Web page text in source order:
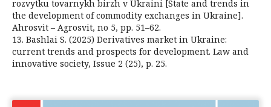
rozvytku tovarnykh birzh v Ukraini [State and trends in
the development of commodity exchanges in Ukraine].
Ahrosvit – Agrosvit, no 5, pp. 51–62.
13. Bashlai S. (2025) Derivatives market in Ukraine:
current trends and prospects for development. Law and
innovative society, Issue 2 (25), p. 25.